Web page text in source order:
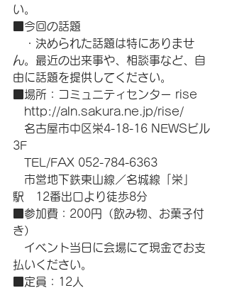
い。
■今回の話題
・決められた話題は特にありませ
ん。最近の出来事や、相談事など、自
由に話題を提供してください。
■場所：コミュニティセンター rise
http://aln.sakura.ne.jp/rise/
名古屋市中区栄4-18-16 NEWSビル
3F
TEL/FAX 052-784-6363
市営地下鉄東山線／名城線「栄」
駅　12番出口より徒歩8分
■参加費：200円（飲み物、お菓子付
き）
イベント当日に会場にて現金でお支
払いください。
■定員：12人